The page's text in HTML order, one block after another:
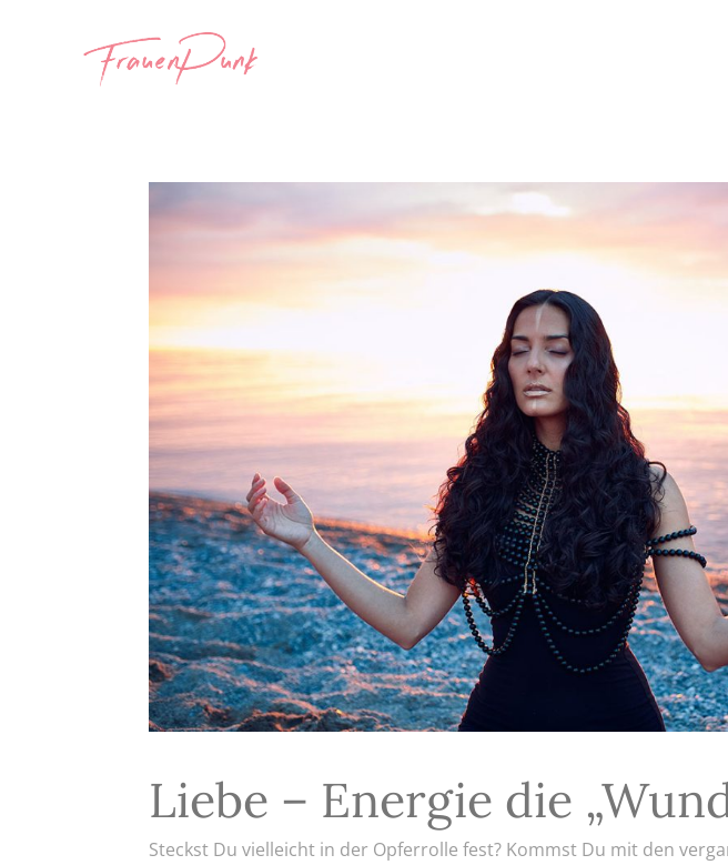
Liebe – Energie die
Steckst Du vielleicht in der Opferrolle fest? Kommst Du mit den